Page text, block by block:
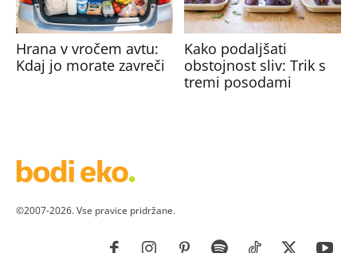
Hrana v vročem avtu:
Kdaj jo morate zavreči
Kako podaljšati
obstojnost sliv: Trik s
tremi posodami
©2007-2026. Vse pravice pridržane.